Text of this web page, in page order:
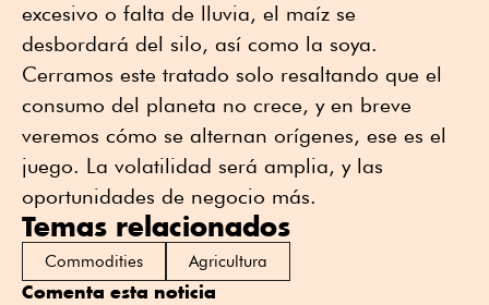
excesivo o falta de lluvia, el maíz se
desbordará del silo, así como la soya.
Cerramos este tratado solo resaltando que el
consumo del planeta no crece, y en breve
veremos cómo se alternan orígenes, ese es el
juego. La volatilidad será amplia, y las
oportunidades de negocio más.
Temas relacionados
Commodities Agricultura
Comenta esta noticia